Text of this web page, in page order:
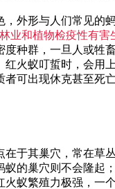
外形与人们常见的
业和植物检疫性有害
种群，一旦人或牲
火蚁叮蜇时，会用
者可出现休克甚至死
于其巢穴，常在草
蚁的巢穴则不会隆
火蚁繁殖力极强，一